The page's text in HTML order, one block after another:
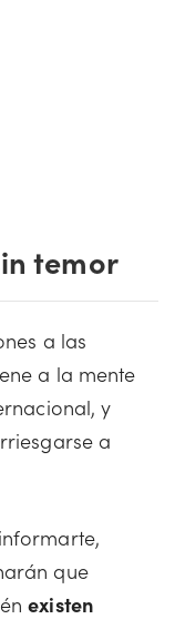
temor
a las
a la mente
y
a
que
existen